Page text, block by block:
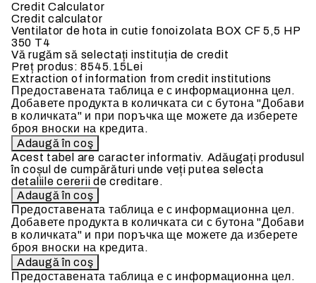
Credit Calculator
Credit calculator
Ventilator de hota in cutie fonoizolata BOX CF 5,5 HP
350 T4
Vă rugăm să selectați instituția de credit
Preț produs: 8545.15Lei
Extraction of information from credit institutions
Предоставената таблица е с информационна цел.
Добавете продукта в количката си с бутона "Добави
в количката" и при поръчка ще можете да изберете
броя вноски на кредита.
Acest tabel are caracter informativ. Adăugați produsul
în coșul de cumpărături unde veți putea selecta
detaliile cererii de creditare.
Предоставената таблица е с информационна цел.
Добавете продукта в количката си с бутона "Добави
в количката" и при поръчка ще можете да изберете
броя вноски на кредита.
Предоставената таблица е с информационна цел.